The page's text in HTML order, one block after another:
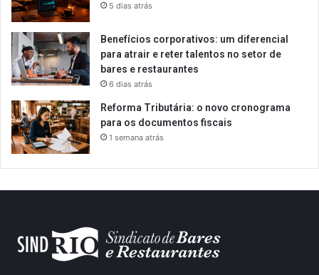
5 dias atrás
Benefícios corporativos: um diferencial
para atrair e reter talentos no setor de
bares e restaurantes
6 dias atrás
Reforma Tributária: o novo cronograma
para os documentos fiscais
1 semana atrás